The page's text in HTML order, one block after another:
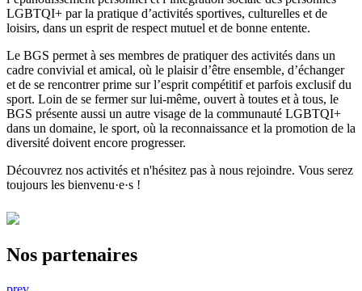
LGBTQI+ par la pratique d’activités sportives, culturelles et de
loisirs, dans un esprit de respect mutuel et de bonne entente.
Le BGS permet à ses membres de pratiquer des activités dans un
cadre convivial et amical, où le plaisir d’être ensemble, d’échanger
et de se rencontrer prime sur l’esprit compétitif et parfois exclusif du
sport. Loin de se fermer sur lui-même, ouvert à toutes et à tous, le
BGS présente aussi un autre visage de la communauté LGBTQI+
dans un domaine, le sport, où la reconnaissance et la promotion de la
diversité doivent encore progresser.
Découvrez nos activités et n'hésitez pas à nous rejoindre. Vous serez
toujours les bienvenu·e·s !
Nos partenaires